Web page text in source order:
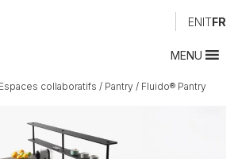
ENITFR
MENU
Espaces collaboratifs / Pantry / Fluido® Pantry